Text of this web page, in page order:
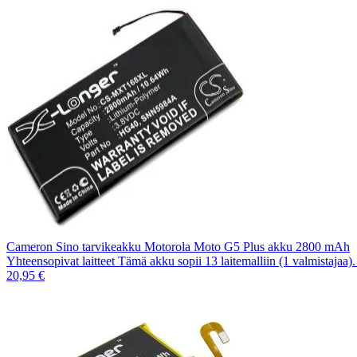
Cameron Sino tarvikeakku Motorola Moto G5 Plus akku 2800 mAh
Yhteensopivat laitteet Tämä akku sopii 13 laitemalliin (1
20,95 €